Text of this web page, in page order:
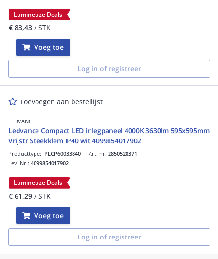
Lumineuze Deals
€ 83,43 / STK
Voeg toe
Log in of registreer
Toevoegen aan bestellijst
LEDVANCE
Ledvance Compact LED inlegpaneel 4000K 3630lm 595x595mm
Vrijstr Steekklem IP40 wit 4099854017902
Art. nr. 2850528371
Producttype: PLCP60033840
Lev. Nr.: 4099854017902
Lumineuze Deals
€ 61,29 / STK
Voeg toe
Log in of registreer